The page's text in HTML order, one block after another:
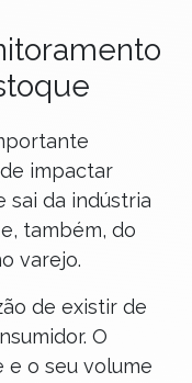
impactar
sai da indústria
também, do
varejo.
de existir de
O
e o seu volume